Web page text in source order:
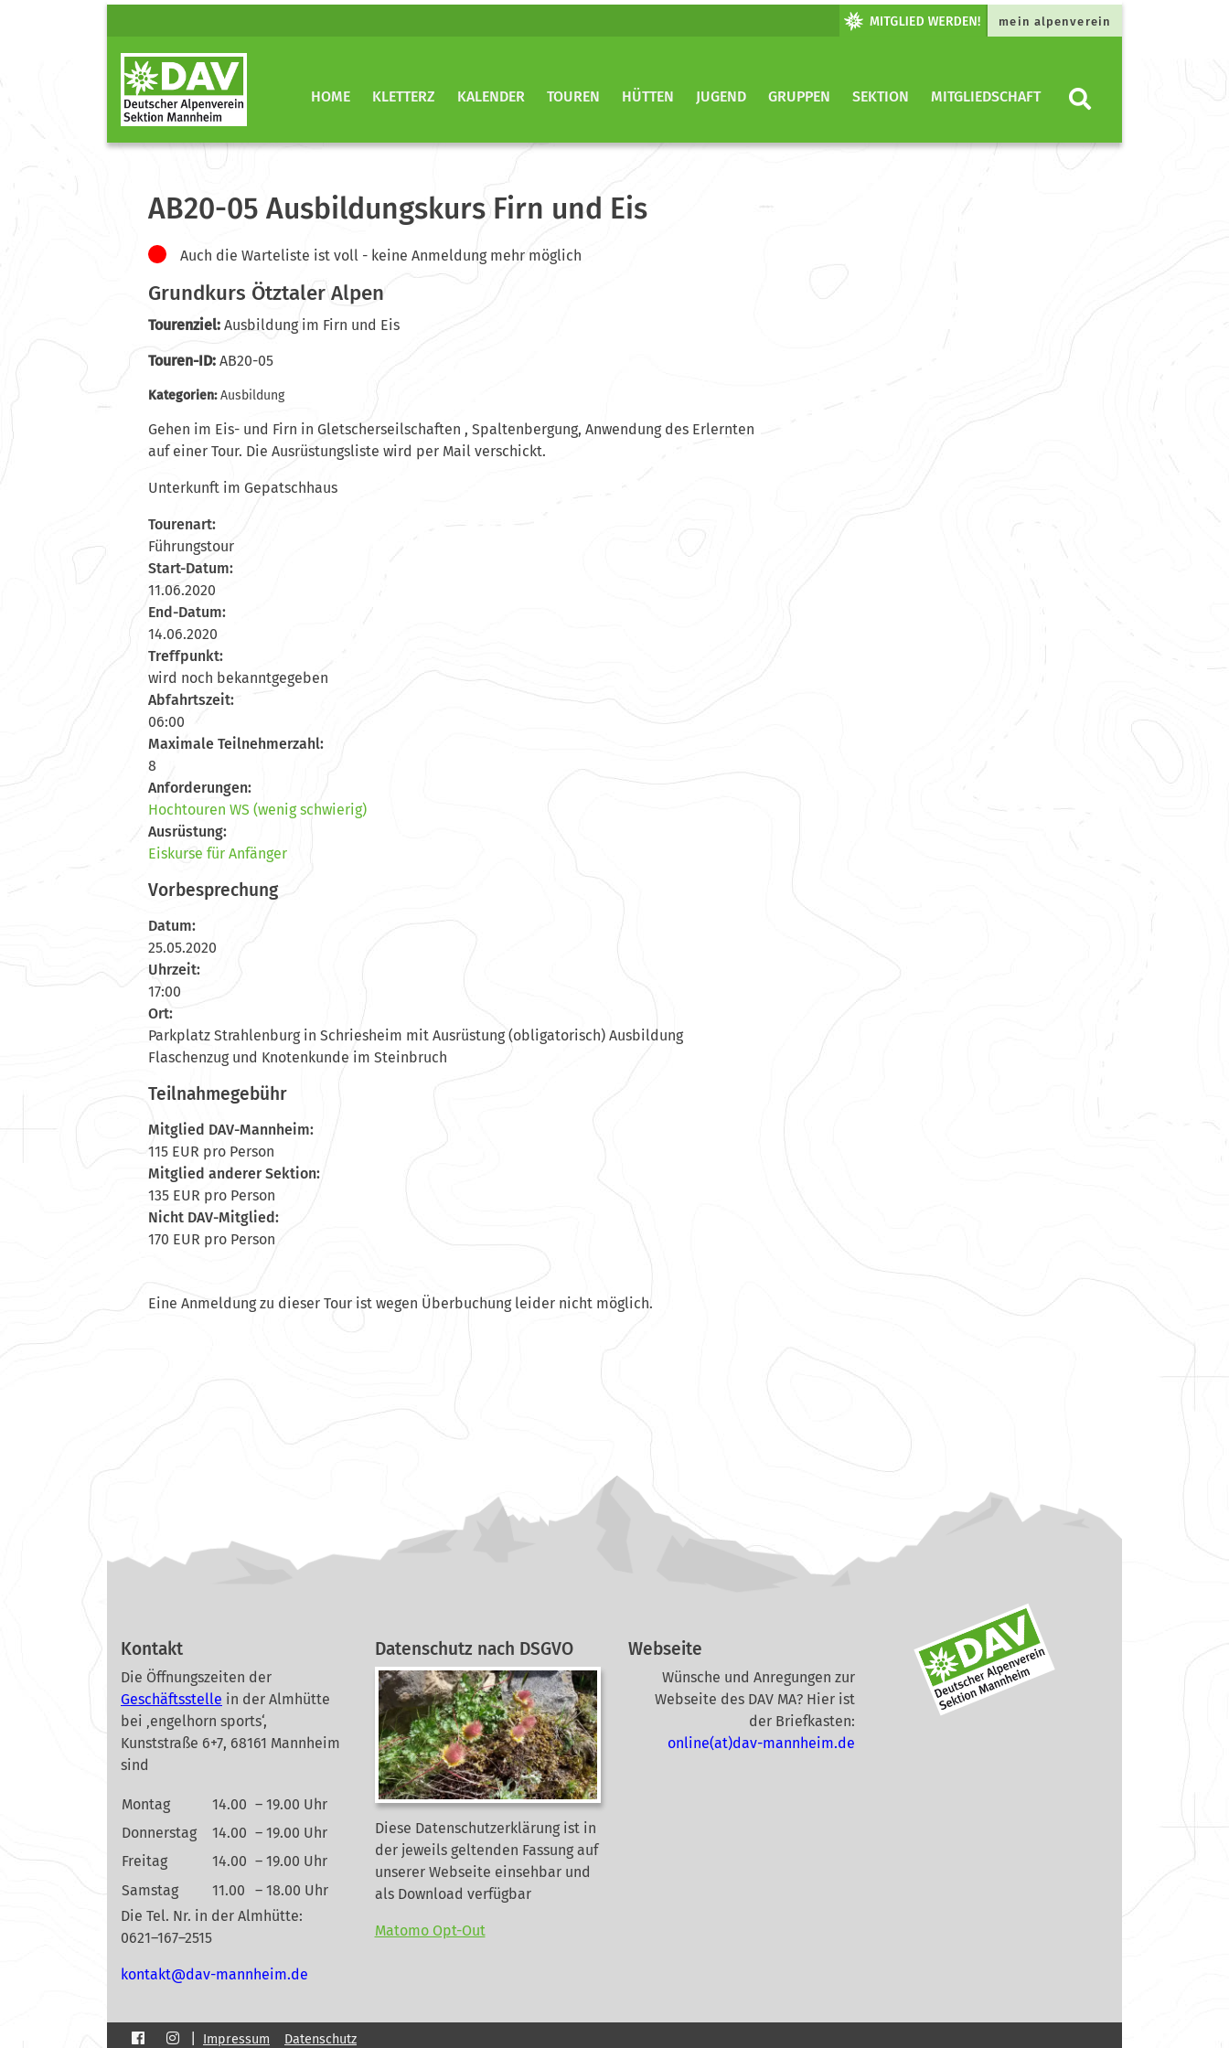
mein alpenverein
HOME KLETTERZ KALENDER TOUREN HÜTTEN JUGEND GRUPPEN SEKTION MITGLIEDSCHAFT
AB20-05 Ausbildungskurs Firn und Eis
Auch die Warteliste ist voll - keine Anmeldung mehr möglich
Grundkurs Ötztaler Alpen
Tourenziel: Ausbildung im Firn und Eis
Touren-ID: AB20-05
Kategorien:Ausbildung
Gehen im Eis- und Firn in Gletscherseilschaften , Spaltenbergung, Anwendung des Erlernten
auf einer Tour. Die Ausrüstungsliste wird per Mail verschickt.
Unterkunft im Gepatschhaus
Tourenart:
Führungstour
Start-Datum:
11.06.2020
End-Datum:
14.06.2020
Treffpunkt:
wird noch bekanntgegeben
Abfahrtszeit:
06:00
Maximale Teilnehmerzahl:
8
Anforderungen:
Hochtouren WS (wenig schwierig)
Ausrüstung:
Eiskurse für Anfänger
Vorbesprechung
Datum:
25.05.2020
Uhrzeit:
17:00
Ort:
Parkplatz Strahlenburg in Schriesheim mit Ausrüstung (obligatorisch) Ausbildung
Flaschenzug und Knotenkunde im Steinbruch
Teilnahmegebühr
Mitglied DAV-Mannheim:
115 EUR pro Person
Mitglied anderer Sektion:
135 EUR pro Person
Nicht DAV-Mitglied:
170 EUR pro Person
Eine Anmeldung zu dieser Tour ist wegen Überbuchung leider nicht möglich.
Kontakt
Die Öffnungszeiten der
Geschäftsstelle in der Almhütte
bei ‚engelhorn sports‘,
Kunststraße 6+7, 68161 Mannheim
sind
Montag 14.00 – 19.00 Uhr
Donnerstag
14.00 – 19.00 Uhr
Freitag
14.00 – 19.00 Uhr
Samstag
11.00
– 18.00 Uhr
Die Tel. Nr. in der Almhütte:
0621–167–2515
ed.mi
ehnna
m-vad
@tkat
nok
Datenschutz nach DSGVO
Diese Datenschutzerklärung ist in
der jeweils geltenden Fassung auf
unserer Webseite einsehbar und
als Download verfügbar
Matomo Opt-Out
Webseite
Wünsche und Anregungen zur
Webseite des DAV MA? Hier ist
der Briefkasten:
online(at)dav-mannheim.de
Impressum Datenschutz